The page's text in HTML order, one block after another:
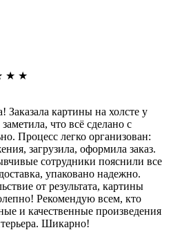
★ ★
Заказала картины на холсте у
что всё сделано с
Процесс легко организован:
загрузила, оформила заказ.
сотрудники пояснили все
упаковано надежно.
от результата, картины
Рекомендую всем, кто
и качественные произведения
Шикарно!